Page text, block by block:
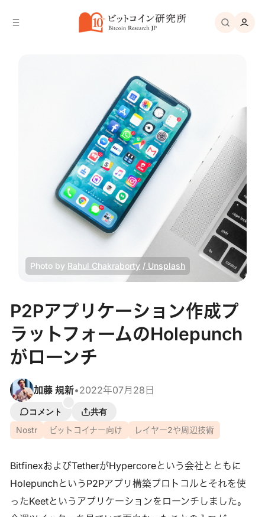
Photo by Rahul Chakraborty / Unsplash
P2Pアプリケーション作成プ
ラットフォームのHolepunch
がローンチ
加藤 規新•2022年07月28日
コメント
共有
Nostr
ビットコイナー向け レイヤー2や周辺技術
BitfinexおよびTetherがHypercoreという会社とともに
HolepunchというP2Pアプリ構築プロトコルとそれを使
ったKeetというアプリケーションをローンチしました。